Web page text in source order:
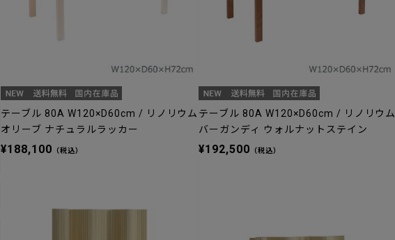
テーブル 80A W120×D60cm / リノリウム
オリーブ ナチュラルラッカー
¥188,100 （税込）
テーブル 80A W120×D60cm / リノリウム
バーガンディ ウォルナットステイン
¥192,500 （税込）